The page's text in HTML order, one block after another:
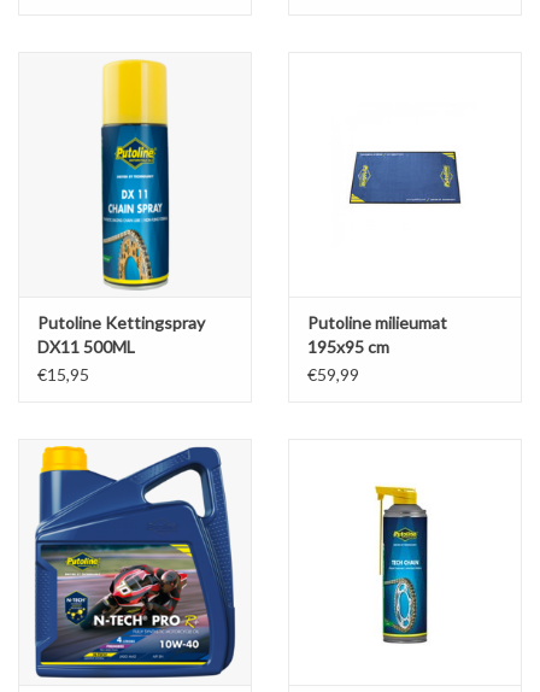
Putoline Kettingspray
DX11 500ML
€15,95
Putoline milieumat
195x95 cm
€59,99